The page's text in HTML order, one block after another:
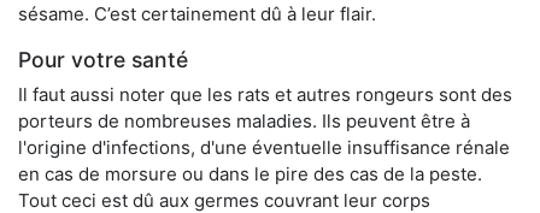
sésame. C’est certainement dû à leur flair.
Pour votre santé
Il faut aussi noter que les rats et autres rongeurs sont des
porteurs de nombreuses maladies. Ils peuvent être à
l'origine d'infections, d'une éventuelle insuffisance rénale
en cas de morsure ou dans le pire des cas de la peste.
Tout ceci est dû aux germes couvrant leur corps